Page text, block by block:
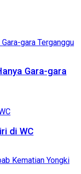
Gara-gara
di WC